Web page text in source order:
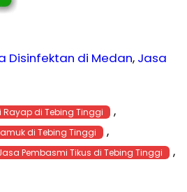
Disinfektan di Medan, Jasa
di Tebing Tinggi ,
di Tebing Tinggi ,
Pembasmi Tikus di Tebing Tinggi ,